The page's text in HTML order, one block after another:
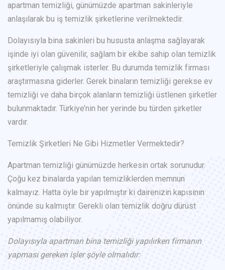
apartman temizliği, günümüzde apartman sakinleriyle
anlaşılarak bu iş temizlik şirketlerine verilmektedir.
Dolayısıyla bina sakinleri bu hususta anlaşma sağlayarak
işinde iyi olan güvenilir, sağlam bir ekibe sahip olan temizlik
şirketleriyle çalışmak isterler. Bu durumda temizlik firması
araştırmasına giderler. Gerek binaların temizliği gerekse ev
temizliği ve daha birçok alanların temizliği üstlenen şirketler
bulunmaktadır. Türkiye’nin her yerinde bu türden şirketler
vardır.
Temizlik Şirketleri Ne Gibi Hizmetler Vermektedir?
Apartman temizliği günümüzde herkesin ortak sorunudur.
Çoğu kez binalarda yapılan temizliklerden memnun
kalmayız. Hatta öyle bir yapılmıştır ki dairenizin kapısının
önünde su kalmıştır. Gerekli olan temizlik doğru dürüst
yapılmamış olabiliyor.
Dolayısıyla apartman bina temizliği yapılırken firmanın
yapması gereken işler şöyle olmalıdır: